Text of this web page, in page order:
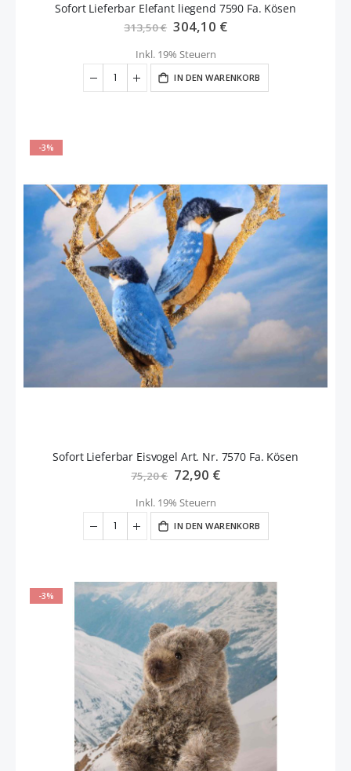
Sofort Lieferbar Elefant liegend 7590 Fa. Kösen
313,50 € Sonderangebot
304,10 €
Inkl. 19% Steuern
IN DEN WARENKORB
-3%
Sofort Lieferbar Eisvogel Art. Nr. 7570 Fa. Kösen
75,20 € Sonderangebot
72,90 €
Inkl. 19% Steuern
IN DEN WARENKORB
-3%